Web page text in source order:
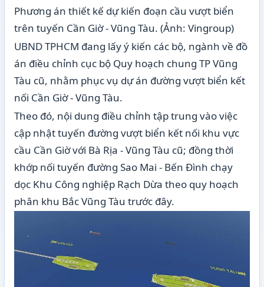
Phương án thiết kế dự kiến đoạn cầu vượt biển
trên tuyến Cần Giờ - Vũng Tàu. (Ảnh: Vingroup)
UBND TPHCM đang lấy ý kiến các bộ, ngành về đồ
án điều chỉnh cục bộ Quy hoạch chung TP Vũng
Tàu cũ, nhằm phục vụ dự án đường vượt biển kết
nối Cần Giờ - Vũng Tàu.
Theo đó, nội dung điều chỉnh tập trung vào việc
cập nhật tuyến đường vượt biển kết nối khu vực
cầu Cần Giờ với Bà Rịa - Vũng Tàu cũ; đồng thời
khớp nối tuyến đường Sao Mai - Bến Đình chạy
dọc Khu Công nghiệp Rạch Dừa theo quy hoạch
phân khu Bắc Vũng Tàu trước đây.